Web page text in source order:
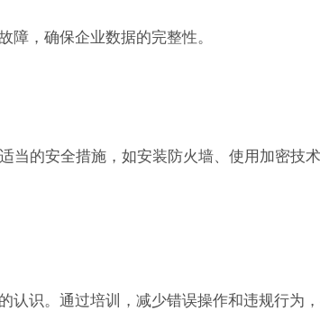
，确保企业数据的完整性。
当的安全措施，如安装防火墙、使用加密技
认识。通过培训，减少错误操作和违规行为